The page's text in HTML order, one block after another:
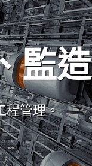
監造
程管理。